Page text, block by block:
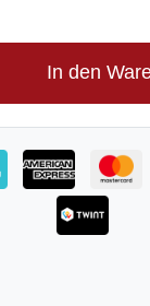
In den